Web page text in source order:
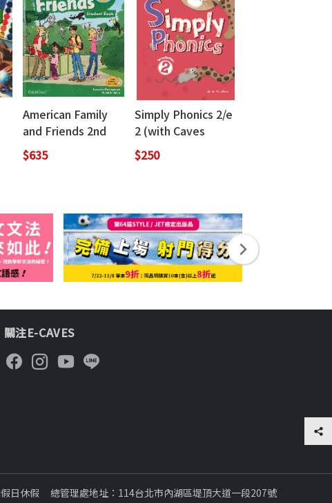
American Family
and Friends 2nd
Edition Student
Book 3
$635
Simply Phonics 2/e
2 (with Caves
WebSource)
$250
關注E-CAVES
日休假 總管理處地址：114台北市內湖區堤頂大道一段207號